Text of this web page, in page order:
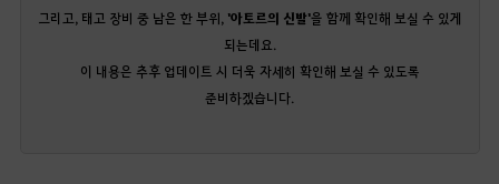
그리고, 태고 장비 중 남은 한 부위, '아토르의 신발'을 함께 확인해 보실 수 있게
되는데요.
이 내용은 추후 업데이트 시 더욱 자세히 확인해 보실 수 있도록
준비하겠습니다.